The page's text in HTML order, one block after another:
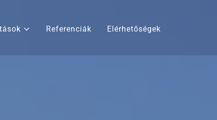
Referenciák Elérhetőségek